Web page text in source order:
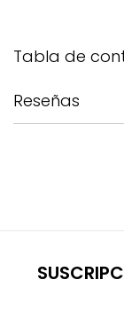
Tabla de
Reseñas